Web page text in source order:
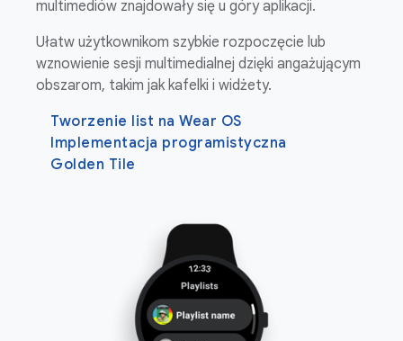
multimediów znajdowały się u góry aplikacji.
Ułatw użytkownikom szybkie rozpoczęcie lub
wznowienie sesji multimedialnej dzięki angażującym
obszarom, takim jak kafelki i widżety.
Tworzenie list na Wear OS
Implementacja programistyczna
Golden Tile